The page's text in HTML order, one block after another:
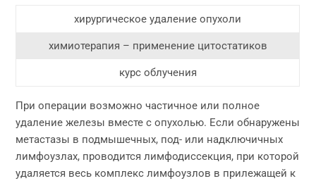
хирургическое удаление опухоли
химиотерапия – применение цитостатиков
курс облучения
При операции возможно частичное или полное
удаление железы вместе с опухолью. Если обнаружены
метастазы в подмышечных, под- или надключичных
лимфоузлах, проводится лимфодиссекция, при которой
удаляется весь комплекс лимфоузлов в прилежащей к